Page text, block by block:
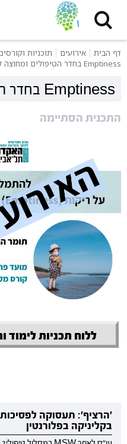
דף הבית אירועים
תוכניות
Emptiness בחדר הטיפולים ומחוצה לו
Emptiness בחדר הטיפולים ומחוצה לו
התכנית הסתיימה
ללוח תכניות לימוד
'הרציף': תעסוקה
בקליניקה בפלורנטין